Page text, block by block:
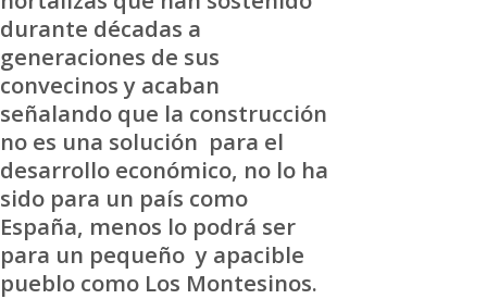
durante décadas a
generaciones de sus
convecinos y acaban
señalando que la construcción
no es una solución para el
desarrollo económico, no lo ha
sido para un país como
España, menos lo podrá ser
para un pequeño y apacible
pueblo como Los Montesinos.